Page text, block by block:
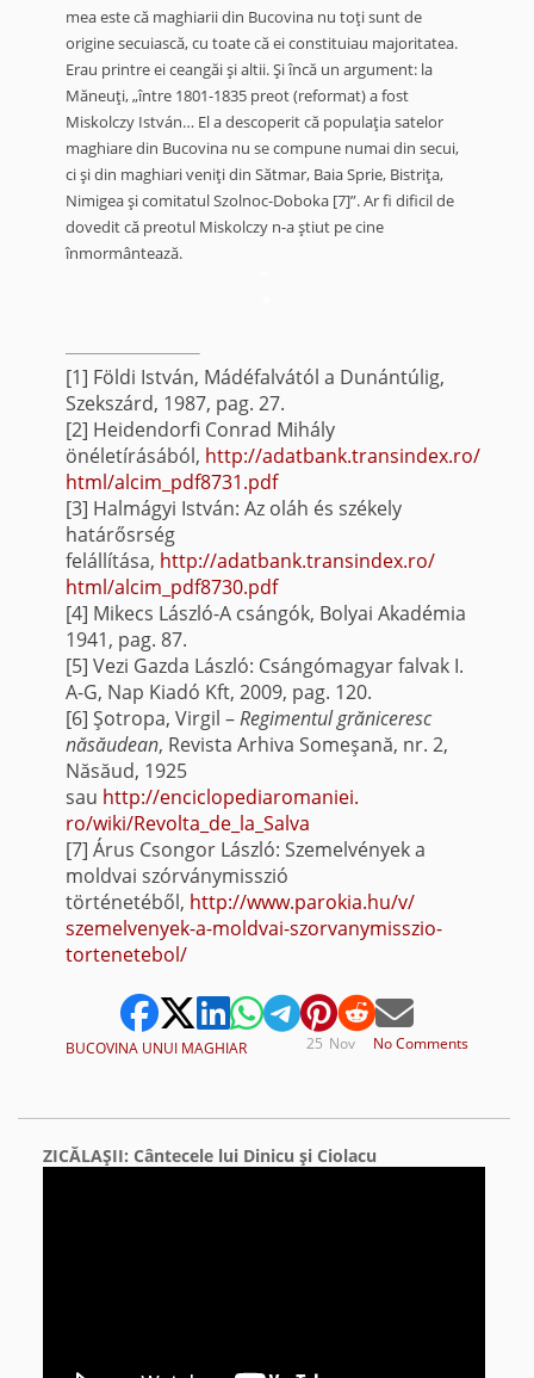
mea este că maghiarii din Bucovina nu toţi sunt de
origine secuiască, cu toate că ei constituiau majoritatea.
Erau printre ei ceangăi şi altii. Şi încă un argument: la
Măneuţi, „între 1801-1835 preot (reformat) a fost
Miskolczy István… El a descoperit că populaţia satelor
maghiare din Bucovina nu se compune numai din secui,
ci şi din maghiari veniţi din Sătmar, Baia Sprie, Bistriţa,
Nimigea şi comitatul Szolnoc-Doboka [7]”. Ar fi dificil de
dovedit că preotul Miskolczy n-a ştiut pe cine
înmormântează.
[1] Földi István, Mádéfalvától a Dunántúlig,
Szekszárd, 1987, pag. 27.
[2] Heidendorfi Conrad Mihály
önéletírásából, http://adatbank.transindex.ro/
html/alcim_pdf8731.pdf
[3] Halmágyi István: Az oláh és székely
határősrség
felállítása, http://adatbank.transindex.ro/
html/alcim_pdf8730.pdf
[4] Mikecs László-A csángók, Bolyai Akadémia
1941, pag. 87.
[5] Vezi Gazda László: Csángómagyar falvak I.
A-G, Nap Kiadó Kft, 2009, pag. 120.
[6] Şotropa, Virgil –Regimentul grăniceresc
năsăudean, Revista Arhiva Someşană, nr. 2,
Năsăud, 1925
sau http://enciclopediaromaniei.
ro/wiki/Revolta_de_la_Salva
[7] Árus Csongor László: Szemelvények a
moldvai szórványmisszió
történetéből, http://www.parokia.hu/v/
szemelvenyek-a-moldvai-szorvanymisszio-
tortenetebol/
BUCOVINA UNUI MAGHIAR No Comments
Nov
25
ZICĂLAŞII: Cântecele lui Dinicu şi Ciolacu